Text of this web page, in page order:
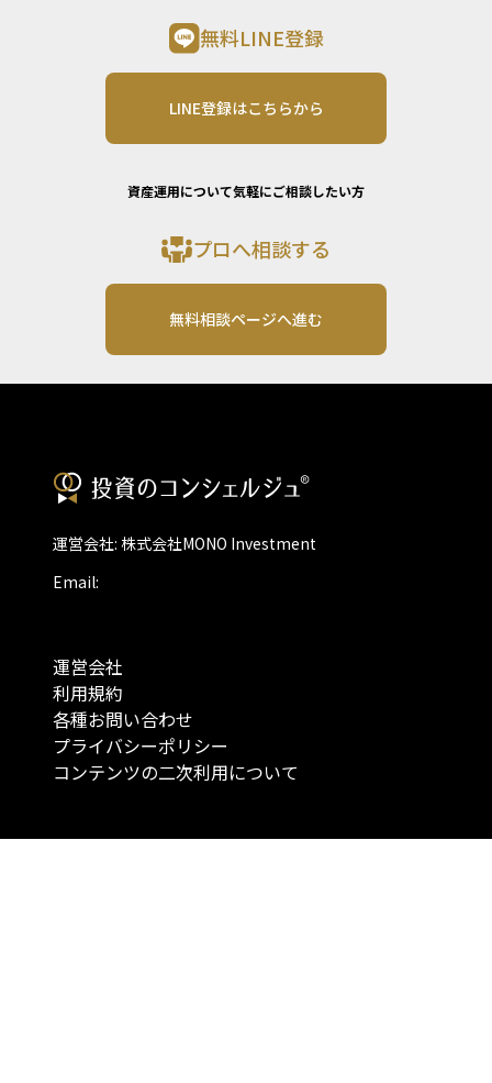
無料LINE登録
LINE登録はこちらから
資産運用について気軽にご相談したい方
プロへ相談する
無料相談ページへ進む
運営会社: 株式会社MONO Investment
Email:
運営会社
利用規約
各種お問い合わせ
プライバシーポリシー
コンテンツの二次利用について